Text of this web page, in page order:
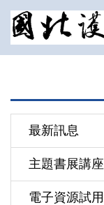
跳
到
最新訊息
主題書展講座
電子資源試用